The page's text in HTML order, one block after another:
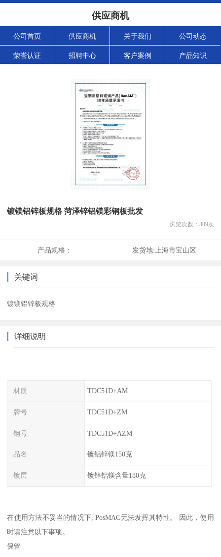
供应商机
公司首页 供应商机 关于我们 公司动态
荣誉认证 招聘中心 客户案例 产品知识
镀镁铝锌板规格 菏泽锌铝镁彩钢板批发
浏览次数： 309次
产品规格： 发货地: 上海市宝山区
关键词
镀镁铝锌板规格
详细说明
材质 TDC51D+AM
牌号 TDC51D+ZM
钢号 TDC51D+AZM
品名 镀铝锌镁150克
镀层 镀锌铝镁含量180克
在使用方法不妥当的情况下, PosMAC无法发挥其特性。 因此，使用
时请注意以下事项。
保管